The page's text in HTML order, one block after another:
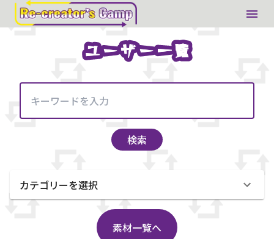
ユーザー一覧
ユーザー一覧
検索
カテゴリーを選択
素材一覧へ